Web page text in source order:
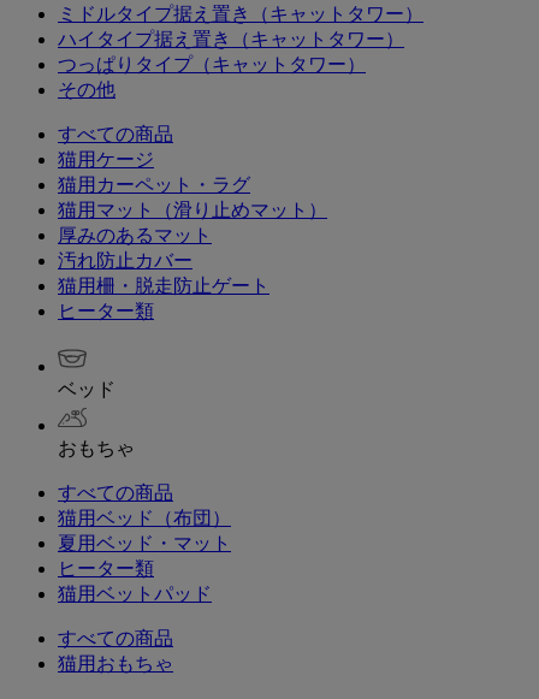
ミドルタイプ据え置き（キャットタワー）
ハイタイプ据え置き（キャットタワー）
つっぱりタイプ（キャットタワー）
その他
すべての商品
猫用ケージ
猫用カーペット・ラグ
猫用マット（滑り止めマット）
厚みのあるマット
汚れ防止カバー
猫用柵・脱走防止ゲート
ヒーター類
ベッド
おもちゃ
すべての商品
猫用ベッド（布団）
夏用ベッド・マット
ヒーター類
猫用ベットパッド
すべての商品
猫用おもちゃ